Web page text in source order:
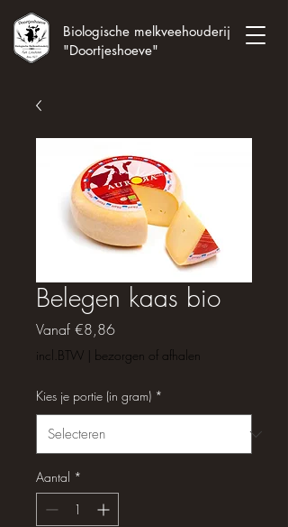
Biologische melkveehouderij
"Doortjeshoeve"
Belegen kaas bio
Vanaf €8,86Verkoopprijs
incl.BTW bezorgen of afhalen
Kies je portie (in gram) *
Aantal *